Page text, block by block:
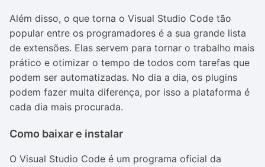
Além disso, o que torna o Visual Studio Code tão
popular entre os programadores é a sua grande lista
de extensões. Elas servem para tornar o trabalho mais
prático e otimizar o tempo de todos com tarefas que
podem ser automatizadas. No dia a dia, os plugins
podem fazer muita diferença, por isso a plataforma é
cada dia mais procurada.
Como baixar e instalar
O Visual Studio Code é um programa oficial da